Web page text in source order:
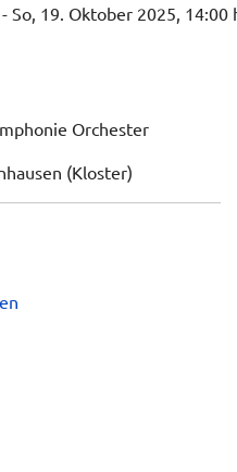
- So, 19. Oktober 2025, 14:00
Orchester
(Kloster)